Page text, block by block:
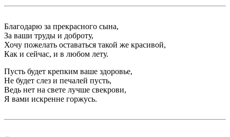
Благодарю за прекрасного сына,
За ваши труды и доброту,
Хочу пожелать оставаться такой же красивой,
Как и сейчас, и в любом лету.
Пусть будет крепким ваше здоровье,
Не будет слез и печалей пусть,
Ведь нет на свете лучше свекрови,
Я вами искренне горжусь.